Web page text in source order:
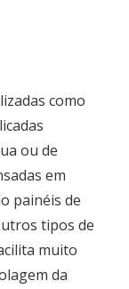
como
ou de
em
painéis de
tipos de
muito
da